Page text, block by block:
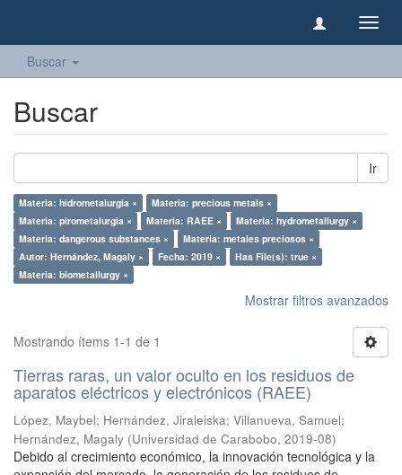
Buscar
Buscar
Ir
Materia: hidrometalurgia ×
Materia: precious metals ×
Materia: pirometalurgia ×
Materia: RAEE ×
Materia: hydrometallurgy ×
Materia: dangerous substances ×
Materia: metales preciosos ×
Autor: Hernández, Magaly ×
Fecha: 2019 ×
Has File(s): true ×
Materia: biometallurgy ×
Mostrar filtros avanzados
Mostrando ítems 1-1 de 1
Tierras raras, un valor oculto en los residuos de
aparatos eléctricos y electrónicos (RAEE)
López, Maybel; Hernández, Jiraleiska; Villanueva, Samuel;
Hernández, Magaly (Universidad de Carabobo, 2019-08)
Debido al crecimiento económico, la innovación tecnológica y la